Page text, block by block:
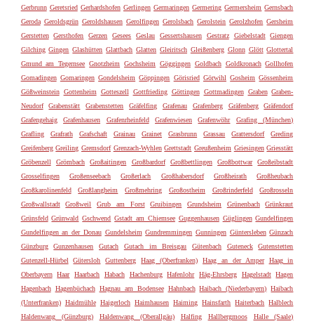
Gerbrunn Geretsried Gerhardshofen Gerlingen Germaringen Germering Germersheim Gernsbach
Geroda Geroldsgrün Geroldshausen Gerolfingen Gerolsbach Gerolstein Gerolzhofen Gersheim
Gerstetten
Gersthofen Gerzen Gesees Geslau Gessertshausen Gestratz Giebelstadt
Giengen
Gilching Gingen Glashütten Glattbach Glatten Gleiritsch Gleißenberg Glonn Glött Glottertal
Gmund am Tegernsee Gnotzheim Gochsheim Göggingen Goldbach Goldkronach Gollhofen
Gomadingen Gomaringen Gondelsheim Göppingen Görisried Görwihl Gosheim Gössenheim
Gößweinstein Gottenheim Gotteszell Gottfrieding Göttingen Gottmadingen Graben Graben-
Neudorf
Grabenstätt Grabenstetten Gräfelfing Grafenau Grafenberg Gräfenberg
Gräfendorf
Grafengehaig
Grafenhausen Grafenrheinfeld Grafenwiesen Grafenwöhr
Grafing (München)
Grafling
Grafrath Grafschaft Grainau Grainet Grasbrunn Grassau Grattersdorf
Greding
Greifenberg Greiling Gremsdorf Grenzach-Wyhlen Grettstadt Greußenheim Griesingen Griesstätt
Gröbenzell
Grömbach Großaitingen Großbardorf Großbettlingen Großbottwar
Großeibstadt
Grosselfingen
Großenseebach Großerlach Großhabersdorf Großheirath
Großheubach
Großkarolinenfeld
Großlangheim Großmehring Großostheim Großrinderfeld
Großrosseln
Großwallstadt
Großweil Grub am Forst Gruibingen Grundsheim Grünenbach
Grünkraut
Grünsfeld Grünwald Gschwend Gstadt am Chiemsee Guggenhausen Güglingen Gundelfingen
Gundelfingen an der Donau Gundelsheim Gundremmingen Gunningen Güntersleben Günzach
Günzburg
Gunzenhausen Gutach Gutach im Breisgau Gütenbach Guteneck
Gutenstetten
Gutenzell-Hürbel
Gütersloh Guttenberg Haag (Oberfranken) Haag an der Amper
Haag in
Oberbayern
Haar Haarbach Habach Hachenburg Hafenlohr Häg-Ehrsberg Hagelstadt
Hagen
Hagenbach Hagenbüchach Hagnau am Bodensee Hahnbach Haibach (Niederbayern) Haibach
(Unterfranken) Haidmühle Haigerloch Haimhausen Haiming Hainsfarth Haiterbach Halblech
Haldenwang (Günzburg)
Haldenwang (Oberallgäu) Halfing Hallbergmoos
Halle (Saale)